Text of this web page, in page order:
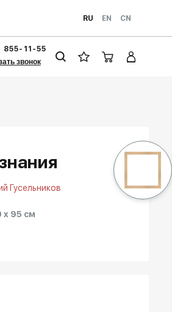
RU
EN CN
855-11-55
звонок
Гусельников
x 95 см